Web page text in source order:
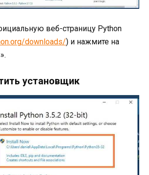
веб-страницу Python
downloads/) и нажмите на
установщик